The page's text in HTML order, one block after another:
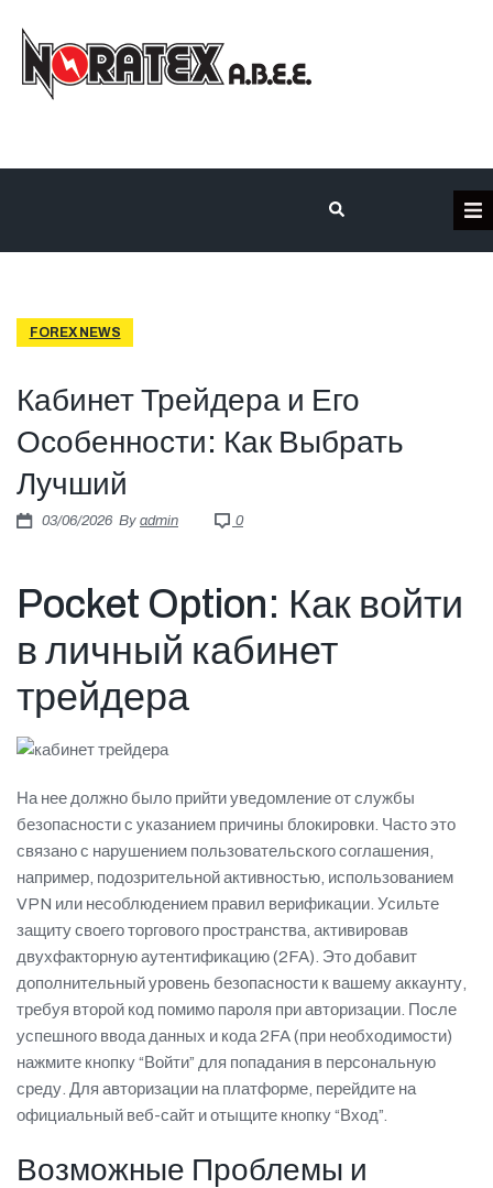
Κατηγορίες Προϊόντων
Τα έργα μας
Πιστοποιήσεις
FOREX NEWS
Кабинет Трейдера и Его
Особенности: Как Выбрать
Лучший
03/06/2026 By admin 0
Pocket Option: Как войти
в личный кабинет
трейдера
На нее должно было прийти уведомление от службы
безопасности с указанием причины блокировки. Часто это
связано с нарушением пользовательского соглашения,
например, подозрительной активностью, использованием
VPN или несоблюдением правил верификации. Усильте
защиту своего торгового пространства, активировав
двухфакторную аутентификацию (2FA). Это добавит
дополнительный уровень безопасности к вашему аккаунту,
требуя второй код помимо пароля при авторизации. После
успешного ввода данных и кода 2FA (при необходимости)
нажмите кнопку “Войти” для попадания в персональную
среду. Для авторизации на платформе, перейдите на
официальный веб-сайт и отыщите кнопку “Вход”.
Возможные Проблемы и